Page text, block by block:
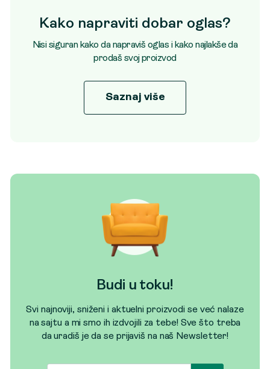
Kako napraviti dobar oglas?
Nisi siguran kako da napraviš oglas i kako najlakše da
prodaš svoj proizvod
Saznaj više
Budi u toku!
Svi najnoviji, sniženi i aktuelni proizvodi se već nalaze
na sajtu a mi smo ih izdvojili za tebe! Sve što treba
da uradiš je da se prijaviš na naš Newsletter!